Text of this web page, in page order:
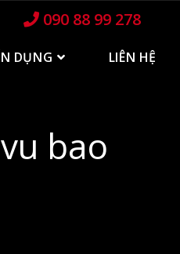
090 88 99 278
DỤNG LIÊN HỆ
bao